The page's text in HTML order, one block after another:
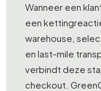
Wanneer een
een
warehouse,
en last-mile
verbindt deze
checkout.